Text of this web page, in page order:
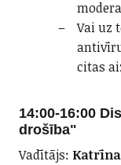
Vai uz
citas
14:00-16:00
drošība"
Vadītājs: